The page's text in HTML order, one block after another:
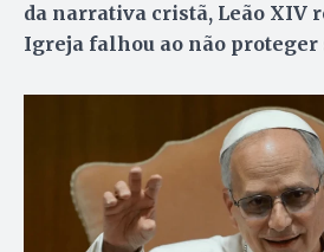
da narrativa cristã, Leão XIV
Igreja falhou ao não proteger